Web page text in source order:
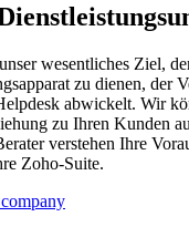
wesentliches Ziel,
zu dienen, der
abwickelt. Wir
zu Ihren Kunden
verstehen Ihre
Zoho-Suite.